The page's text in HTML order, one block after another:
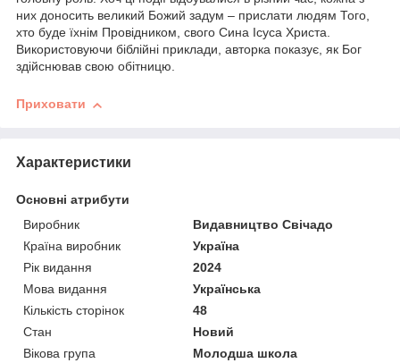
них доносить великий Божий задум – прислати людям Того,
хто буде їхнім Провідником, свого Сина Ісуса Христа.
Використовуючи біблійні приклади, авторка показує, як Бог
здійснював свою обітницю.
Приховати
Характеристики
Основні атрибути
Виробник
Видавництво Свічадо
Країна виробник
Україна
Рік видання
2024
Мова видання
Українська
Кількість сторінок
48
Стан
Новий
Вікова група
Молодша школа